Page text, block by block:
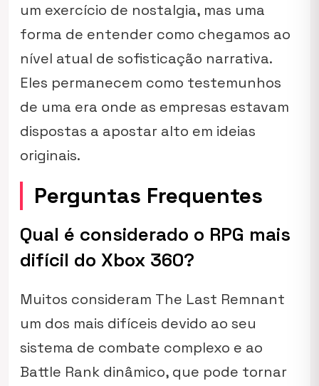
um exercício de nostalgia, mas uma
forma de entender como chegamos ao
nível atual de sofisticação narrativa.
Eles permanecem como testemunhos
de uma era onde as empresas estavam
dispostas a apostar alto em ideias
originais.
Perguntas Frequentes
Qual é considerado o RPG mais
difícil do Xbox 360?
Muitos consideram The Last Remnant
um dos mais difíceis devido ao seu
sistema de combate complexo e ao
Battle Rank dinâmico, que pode tornar